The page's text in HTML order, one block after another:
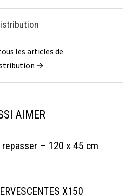
les articles de
→
AIMER
– 120 x 45 cm
X150